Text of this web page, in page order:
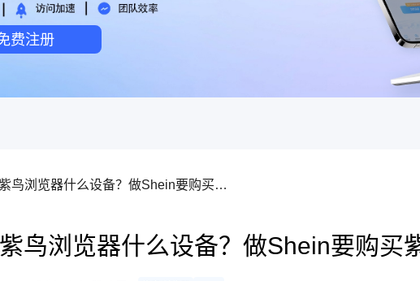
事后追溯 续
费注册
做Shein要选择紫鸟浏览器什么设备？做Shein要购买紫鸟什么ip
鸟浏览器什么设备？做Shein要购买